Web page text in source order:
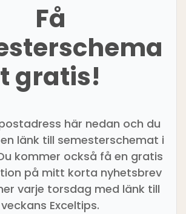
Få
t gratis!
här nedan och du
länk till semesterschemat i
kommer också få en gratis
på mitt korta nyhetsbrev
varje torsdag med länk till
veckans Exceltips.